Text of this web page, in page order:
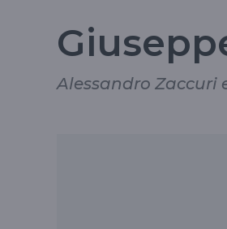
Alessandro Zaccuri